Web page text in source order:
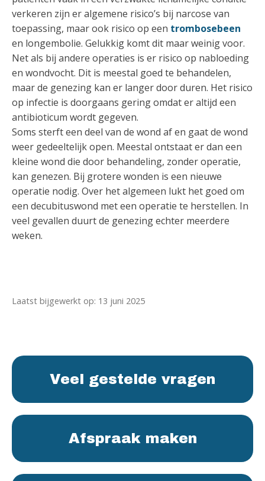
verkeren zijn er algemene risico’s bij narcose van
toepassing, maar ook risico op een trombosebeen
en longembolie. Gelukkig komt dit maar weinig voor.
Net als bij andere operaties is er risico op nabloeding
en wondvocht. Dit is meestal goed te behandelen,
maar de genezing kan er langer door duren. Het risico
op infectie is doorgaans gering omdat er altijd een
antibioticum wordt gegeven.
Soms sterft een deel van de wond af en gaat de wond
weer gedeeltelijk open. Meestal ontstaat er dan een
kleine wond die door behandeling, zonder operatie,
kan genezen. Bij grotere wonden is een nieuwe
operatie nodig. Over het algemeen lukt het goed om
een decubituswond met een operatie te herstellen. In
veel gevallen duurt de genezing echter meerdere
weken.
Laatst bijgewerkt op: 13 juni 2025
Veel gestelde vragen
Afspraak maken